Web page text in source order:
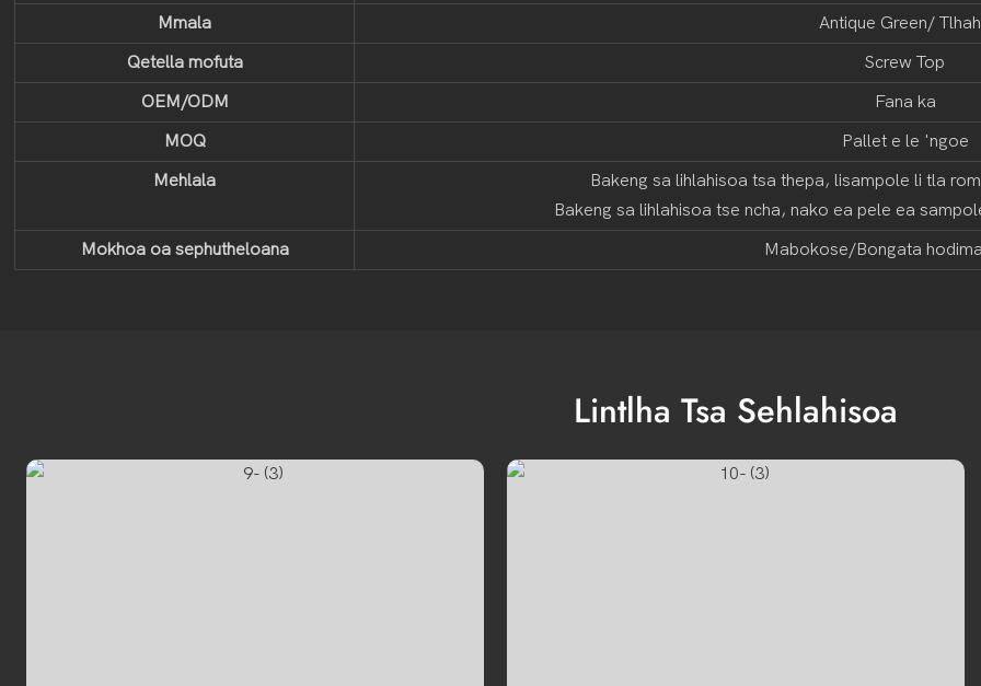
Mmala
Antique Green/
Qetella mofuta
Screw Top
OEM/ODM
Fana ka
MOQ
Pallet e le 'ngoe
Mehlala
Bakeng sa lihlahisoa tsa thepa, lisampole li tla
Bakeng sa lihlahisoa tse ncha, nako ea pele ea
Mokhoa oa sephutheloana
Mabokose/Bongata
Lintlha Tsa Sehlahisoa